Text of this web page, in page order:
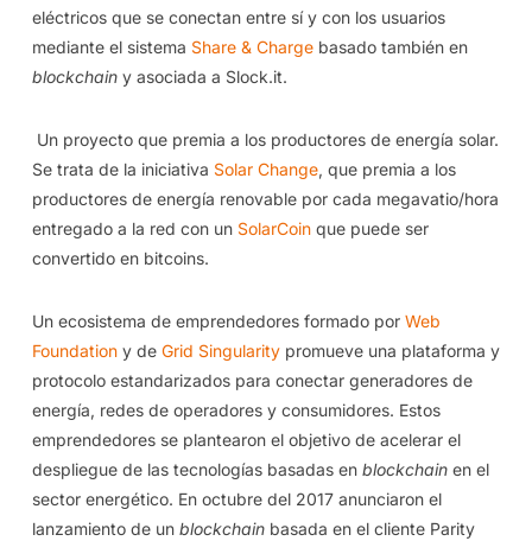
eléctricos que se conectan entre sí y con los usuarios
mediante el sistema Share & Chargebasado también en
blockchainy asociada a Slock.it.
Un proyecto que premia a los productores de energía solar.
Se trata de la iniciativa Solar Change, que premia a los
productores de energía renovable por cada megavatio/hora
entregado a la red con un SolarCoinque puede ser
convertido en bitcoins.
Un ecosistema de emprendedores formado por Web
Foundationy de Grid Singularitypromueve una plataforma y
protocolo estandarizados para conectar generadores de
energía, redes de operadores y consumidores. Estos
emprendedores se plantearon el objetivo de acelerar el
despliegue de las tecnologías basadas en blockchainen el
sector energético. En octubre del 2017 anunciaron el
lanzamiento de un blockchainbasada en el cliente Parity